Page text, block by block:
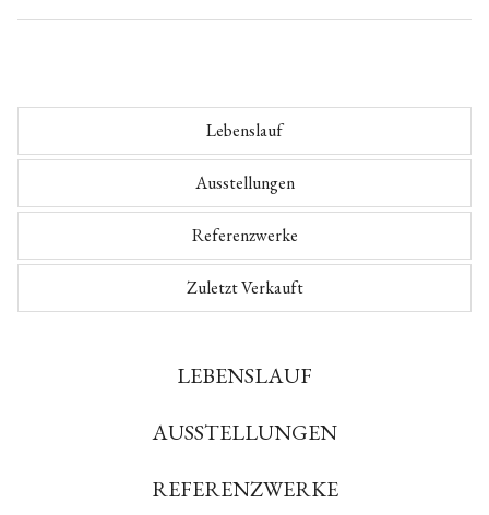
Lebenslauf
Ausstellungen
Referenzwerke
Zuletzt Verkauft
LEBENSLAUF
AUSSTELLUNGEN
REFERENZWERKE